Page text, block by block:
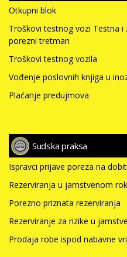
Otkupni blok
Troškovi testnog vozi Testna i
porezni tretman
Troškovi testnog vozila
Vođenje poslovnih knjiga u
Plaćanje predujmova
Sudska praksa
Ispravci prijave poreza na dobit
Rezerviranja u jamstvenom
Porezno priznata rezerviranja
Rezerviranje za rizike u
Prodaja robe ispod nabavne